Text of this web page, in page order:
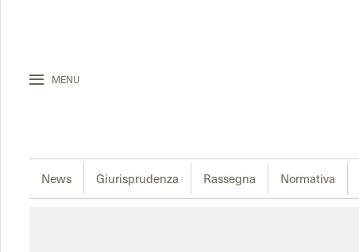
MENU
News Giurisprudenza Rassegna Normativa